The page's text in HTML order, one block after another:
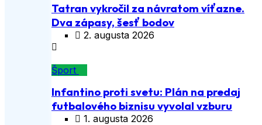
Tatran vykročil za návratom víťazne.
Dva zápasy, šesť bodov
2. augusta 2026
Šport
Infantino proti svetu: Plán na predaj
futbalového biznisu vyvolal vzburu
1. augusta 2026